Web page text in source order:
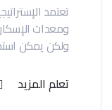
تعتمد
ومعدات
ولكن يمكن
تعلم المزيد